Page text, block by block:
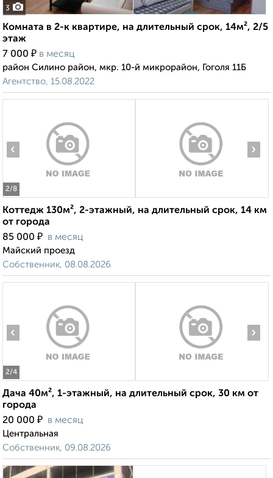
3
Комната в 2-к квартире, на длительный срок, 14м², 2/5
этаж
7 000 ₽ в месяц
район Силино район, мкр. 10-й микрорайон, Гоголя 11Б
Агентство, 15.08.2022
2/8
‹ ›
Коттедж 130м², 2-этажный, на длительный срок, 14 км
от города
85 000 ₽ в месяц
Майский проезд
Собственник, 08.08.2026
2/4
‹ ›
Дача 40м², 1-этажный, на длительный срок, 30 км от
города
20 000 ₽ в месяц
Центральная
Собственник, 09.08.2026